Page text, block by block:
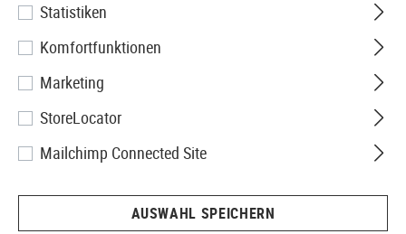
30mm Mount Rings Medium
Statistiken
Komfortfunktionen
Marketing
StoreLocator
Mailchimp Connected Site
AUSWAHL SPEICHERN